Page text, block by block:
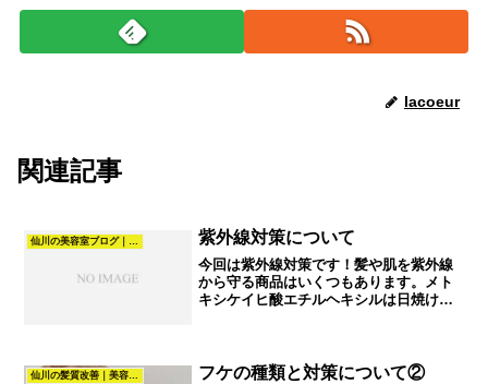
lacoeur
関連記事
紫外線対策について
今回は紫外線対策です！髪や肌を紫外線
から守る商品はいくつもあります。メト
キシケイヒ酸エチルヘキシルは日焼け止
れている成分で髪や頭皮...
仙川の髪質改善｜美容室La.COEUR（調布・仙川） フケの種類と対策について②